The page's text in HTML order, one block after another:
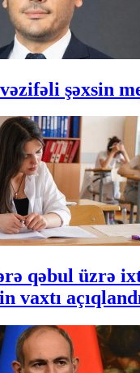
şəxsin
qəbul üzrə
vaxtı